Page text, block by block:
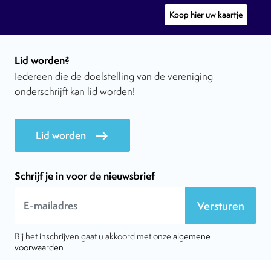
Koop hier uw kaartje
Lid worden?
Iedereen die de doelstelling van de vereniging
onderschrijft kan lid worden!
Lid worden east
Schrijf je in voor de nieuwsbrief
Versturen
Bij het inschrijven gaat u akkoord met onze algemene
voorwaarden